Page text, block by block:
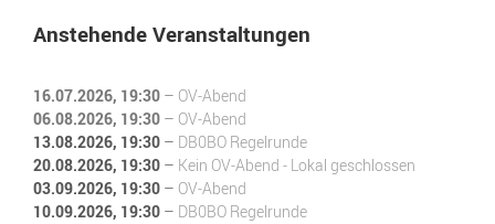
Anstehende Veranstaltungen
16.07.2026, 19:30 – OV-Abend
06.08.2026, 19:30 – OV-Abend
13.08.2026, 19:30 – DB0BO Regelrunde
20.08.2026, 19:30 – Kein OV-Abend - Lokal geschlossen
03.09.2026, 19:30 – OV-Abend
10.09.2026, 19:30 – DB0BO Regelrunde